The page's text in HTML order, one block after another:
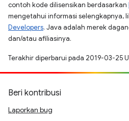
contoh kode dilisensikan berdasarkan
mengetahui informasi selengkapnya,
Developers. Java adalah merek
dan/atau afiliasinya.
Terakhir diperbarui pada 2019-03-25
Beri kontribusi
Laporkan bug